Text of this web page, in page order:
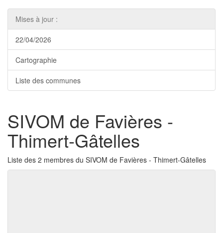
Mises à jour :
22/04/2026
Cartographie
Liste des communes
SIVOM de Favières -
Thimert-Gâtelles
Liste des 2 membres du SIVOM de Favières - Thimert-Gâtelles